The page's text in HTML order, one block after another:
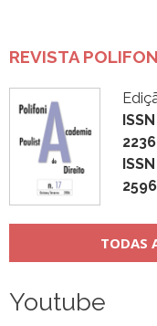
REVISTA
TODAS
Youtube